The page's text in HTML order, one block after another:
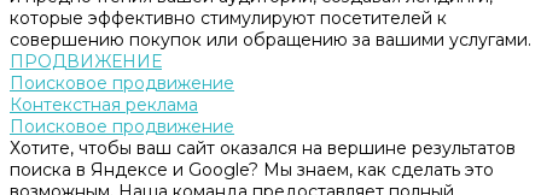
которые эффективно стимулируют посетителей к
совершению покупок или обращению за вашими услугами.
ПРОДВИЖЕНИЕ
Поисковое продвижение
Контекстная реклама
Поисковое продвижение
Хотите, чтобы ваш сайт оказался на вершине результатов
поиска в Яндексе и Google? Мы знаем, как сделать это